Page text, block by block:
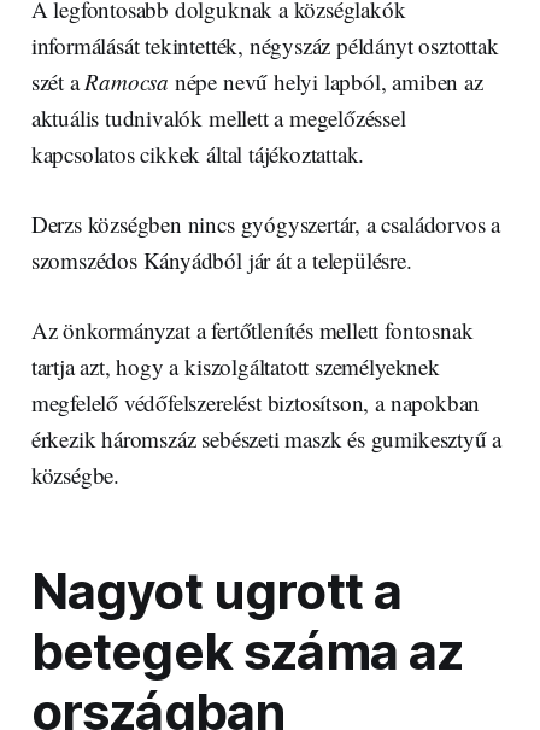
A legfontosabb dolguknak a községlakók
informálását tekintették, négyszáz példányt osztottak
szét aRamocsa népe nevű helyi lapból, amiben az
aktuális tudnivalók mellett a megelőzéssel
kapcsolatos cikkek által tájékoztattak.
Derzs községben nincs gyógyszertár, a családorvos a
szomszédos Kányádból jár át a településre.
Az önkormányzat a fertőtlenítés mellett fontosnak
tartja azt, hogy a kiszolgáltatott személyeknek
megfelelő védőfelszerelést biztosítson, a napokban
érkezik háromszáz sebészeti maszk és gumikesztyű a
községbe.
Nagyot ugrott a
betegek száma az
országban